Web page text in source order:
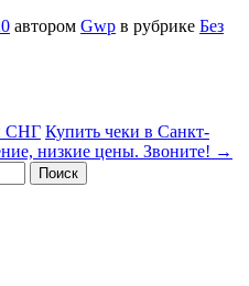
автором Gwp в рубрике Без
СНГ Купить чеки в Санкт-
низкие цены. Звоните! →